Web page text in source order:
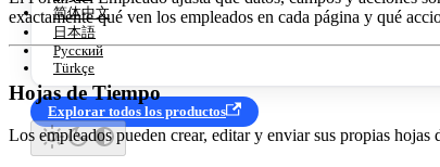
简体中文
日本語
Русский
Türkçe
Explorar todos los productos
exactamente qué ven los empleados en cada página y qué
Hojas de Tiempo
Los empleados pueden crear, editar y enviar sus propias hojas